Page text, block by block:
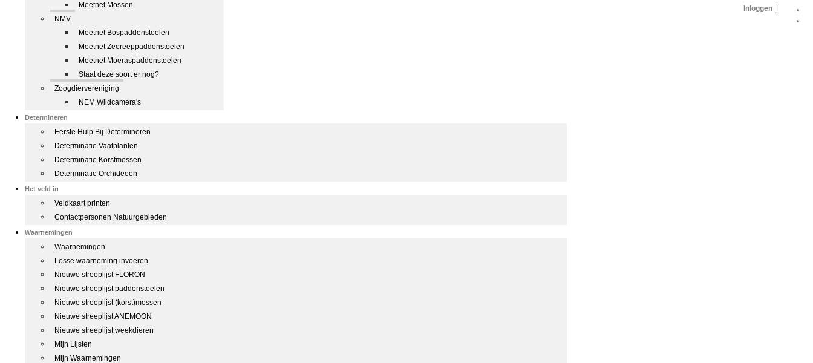
Meetnet Mossen
NMV
Meetnet Bospaddenstoelen
Meetnet Zeereeppaddenstoelen
Meetnet Moeraspaddenstoelen
Staat deze soort er nog?
Zoogdiervereniging
NEM Wildcamera's
Determineren
Eerste Hulp Bij Determineren
Determinatie Vaatplanten
Determinatie Korstmossen
Determinatie Orchideeën
Het veld in
Veldkaart printen
Contactpersonen Natuurgebieden
Waarnemingen
Waarnemingen
Losse waarneming invoeren
Nieuwe streeplijst FLORON
Nieuwe streeplijst paddenstoelen
Nieuwe streeplijst (korst)mossen
Nieuwe streeplijst ANEMOON
Nieuwe streeplijst weekdieren
Mijn Lijsten
Mijn Waarnemingen
Inloggen